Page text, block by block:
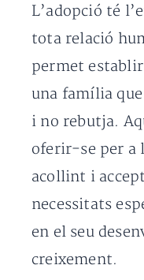
L’adopció té
tota relació
permet
una família
i no rebutja.
oferir-se per a
acollint i
necessitats
en el seu
creixement.